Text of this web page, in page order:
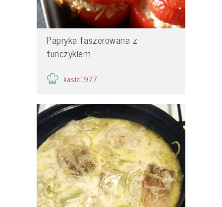
Papryka faszerowana z
tunczykiem
kasia1977